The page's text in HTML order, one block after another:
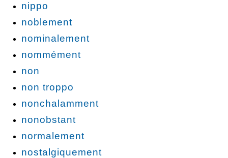
nippo
noblement
nominalement
nommément
non
non troppo
nonchalamment
nonobstant
normalement
nostalgiquement